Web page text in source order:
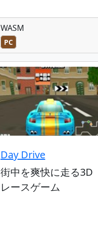
WASM
PC
Day Drive
街中を爽快に走る3D
レースゲーム